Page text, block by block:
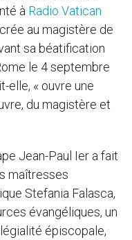
à Radio Vatican
au magistère de
sa béatification
le 4 septembre
elle, « ouvre une
du magistère et
Jean-Paul Ier a fait
maîtresses
Stefania Falasca,
évangéliques, un
épiscopale,